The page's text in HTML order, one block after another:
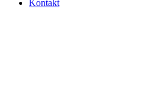
Kontakt